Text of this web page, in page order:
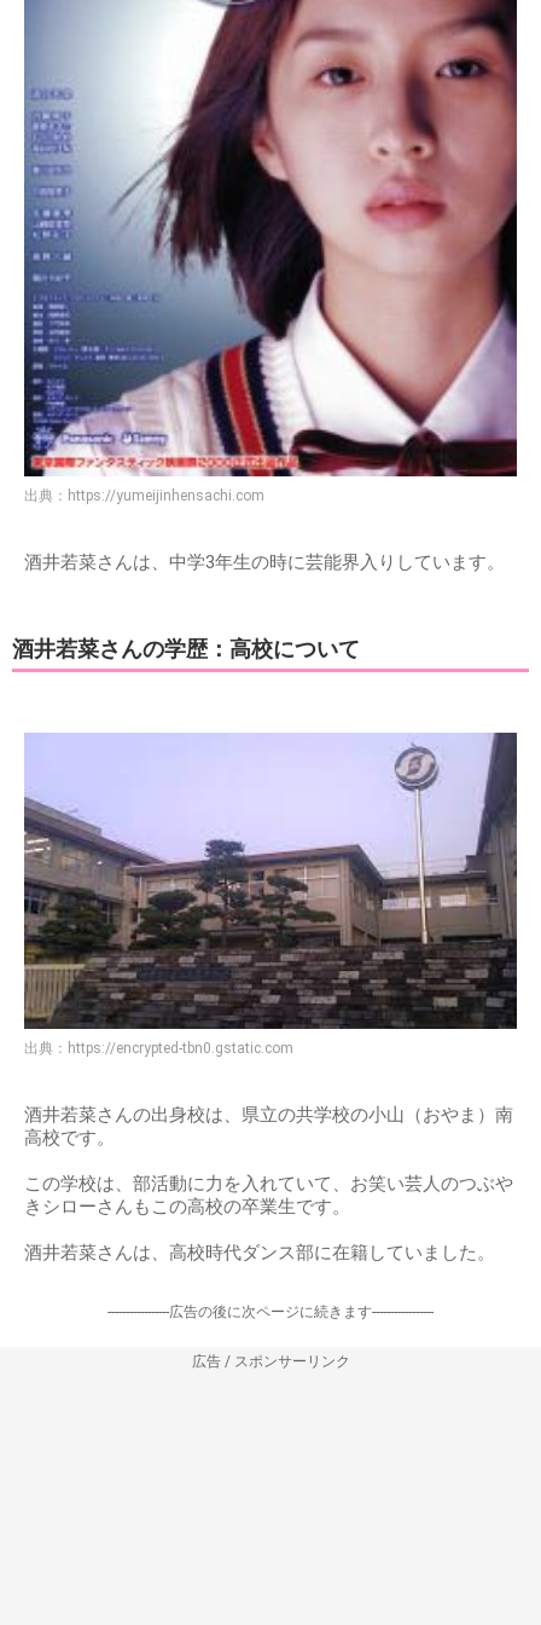
出典： https://yumeijinhensachi.com
酒井若菜さんは、中学3年生の時に芸能界入りしています。
酒井若菜さんの学歴：高校について
出典： https://encrypted-tbn0.gstatic.com
酒井若菜さんの出身校は、県立の共学校の小山（おやま）南
高校です。
この学校は、部活動に力を入れていて、お笑い芸人のつぶや
きシローさんもこの高校の卒業生です。
酒井若菜さんは、高校時代ダンス部に在籍していました。
-----------------広告の後に次ページに続きます-----------------
広告 / スポンサーリンク